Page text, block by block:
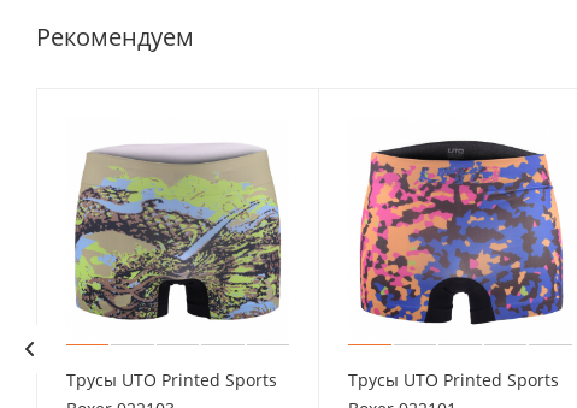
Рекомендуем
Трусы UTO Printed Sports
Трусы UTO Printed Sports